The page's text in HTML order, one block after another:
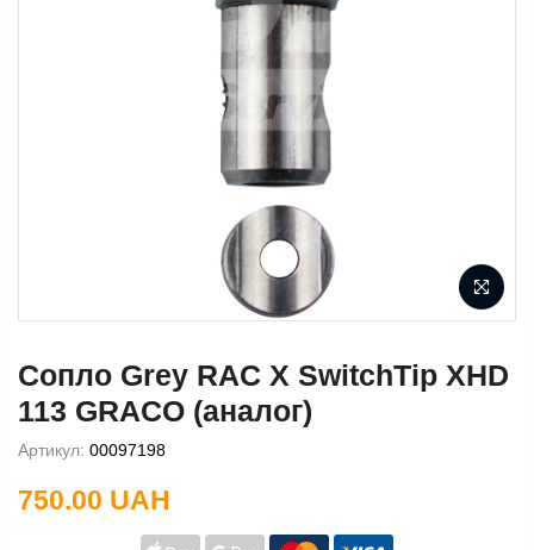
Сопло Grey RAC X SwitchTip XHD
113 GRACO (аналог)
Артикул: 00097198
750.00 UAH